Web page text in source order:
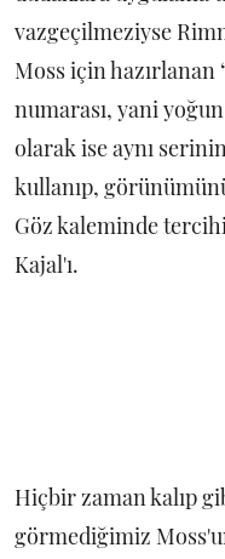
vazgeçilmeziyse
Moss için hazırlanan
numarası, yani
olarak ise aynı
kullanıp,
Göz kaleminde
Kajal'ı.
Hiçbir zaman kalıp
görmediğimiz